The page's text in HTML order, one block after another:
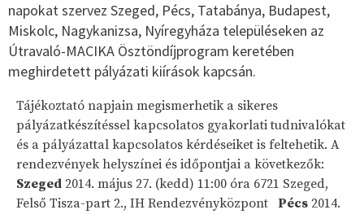
napokat szervez Szeged, Pécs, Tatabánya, Budapest,
Miskolc, Nagykanizsa, Nyíregyháza településeken az
Útravaló-MACIKA Ösztöndíjprogram keretében
meghirdetett pályázati kiírások kapcsán.
Tájékoztató napjain megismerhetik a sikeres
pályázatkészítéssel kapcsolatos gyakorlati tudnivalókat
és a pályázattal kapcsolatos kérdéseiket is feltehetik. A
rendezvények helyszínei és időpontjai a következők:
Szeged 2014. május 27. (kedd) 11:00 óra 6721 Szeged,
Felső Tisza-part 2., IH Rendezvényközpont Pécs 2014.